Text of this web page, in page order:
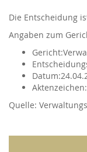
Die Entscheidung
Angaben zum
Gericht:
Datum:
Aktenzeichen: